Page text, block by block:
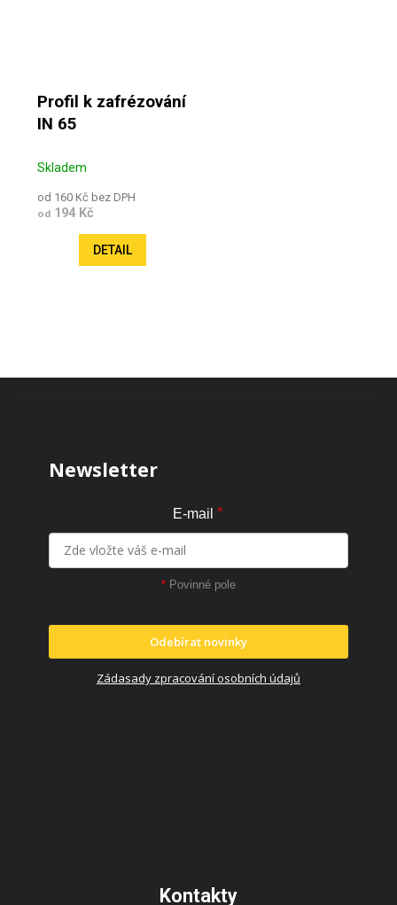
Profil k zafrézování
IN 65
Skladem
od 160 Kč bez DPH
od194 Kč
DETAIL
Newsletter
E-mail *
* Povinné pole
Odebírat novinky
Zádasady zpracování osobních údajů
Kontakty